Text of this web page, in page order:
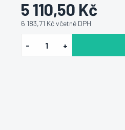
5 110,50 Kč
6 183,71 Kč včetně DPH